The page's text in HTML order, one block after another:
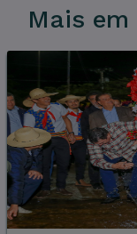
Mais em